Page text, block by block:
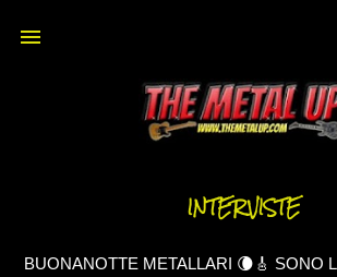
INTERVISTE
BUONANOTTE METALLARI 🌘🎸 SONO